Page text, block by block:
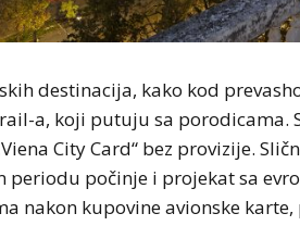
destinacija, kako kod
a, koji putuju sa porodicama.
City Card“ bez provizije.
periodu počinje i projekat sa
nakon kupovine avionske